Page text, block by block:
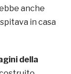
anche
in casa
della